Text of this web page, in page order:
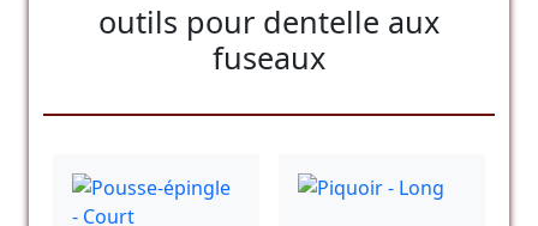
outils pour dentelle aux
fuseaux